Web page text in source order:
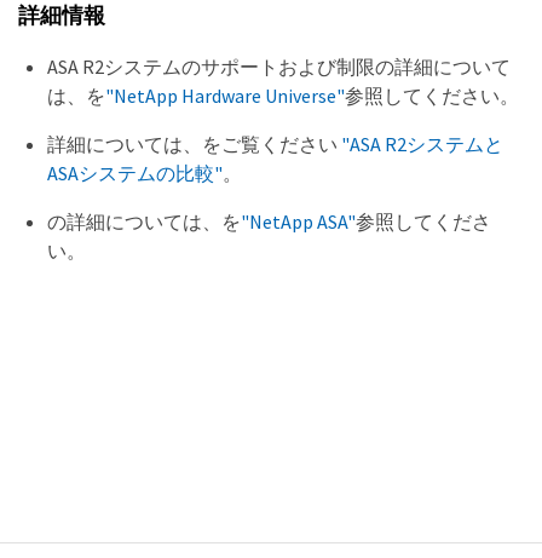
詳細情報
ASA R2システムのサポートおよび制限の詳細について
は、を"NetApp Hardware Universe"参照してください。
詳細については、をご覧ください "ASA R2システムと
ASAシステムの比較"。
の詳細については、を"NetApp ASA"参照してくださ
い。